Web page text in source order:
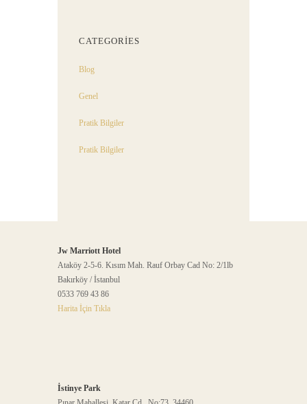
CATEGORIES
Blog
Genel
Pratik Bilgiler
Pratik Bilgiler
Jw Marriott Hotel
Ataköy 2-5-6. Kısım Mah. Rauf Orbay Cad No: 2/1lb
Bakırköy / İstanbul
0533 769 43 86
Harita İçin Tıkla
İstinye Park